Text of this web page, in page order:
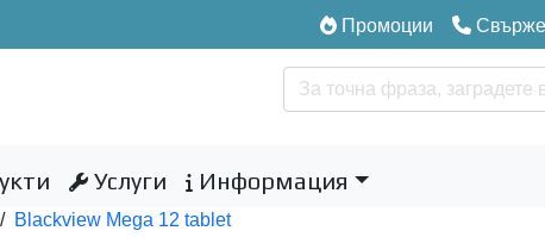
Промоции
Услуги Информация
/ Blackview Mega 12 tablet